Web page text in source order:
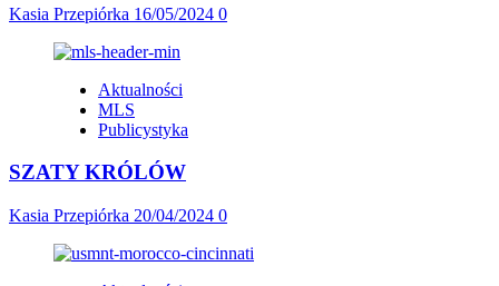
Kasia Przepiórka 16/05/2024 0
Aktualności
MLS
Publicystyka
SZATY KRÓLÓW
Kasia Przepiórka 20/04/2024 0